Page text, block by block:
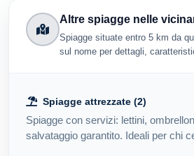
Altre spiagge nelle
Spiagge situate entro 5 km da
sul nome per dettagli,
Spiagge attrezzate (2)
Spiagge con servizi: lettini,
salvataggio garantito. Ideali per chi